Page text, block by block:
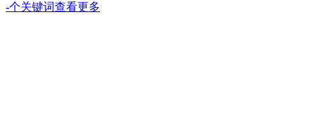
-个关键词查看更多